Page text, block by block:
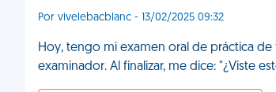
Por vivelebacblanc - 13/02/2025 09:32
Hoy, tengo mi examen oral de práctica
examinador. Al finalizar, me dice: "¿Viste